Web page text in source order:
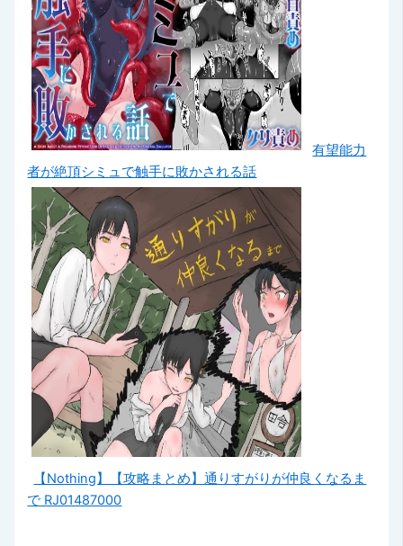
有望能力
者が絶頂シミュで触手に敗かされる話
【Nothing】【攻略まとめ】通りすがりが仲良くなるま
で RJ01487000